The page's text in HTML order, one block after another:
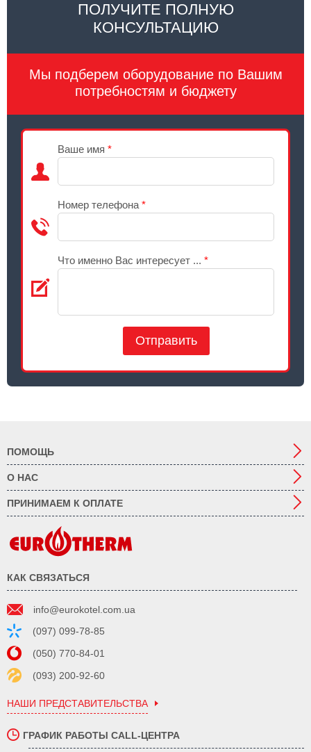
ПОЛУЧИТЕ ПОЛНУЮ
КОНСУЛЬТАЦИЮ
Мы подберем оборудование по Вашим
потребностям и бюджету
Ваше имя *
Номер телефона *
Что именно Вас интересует ... *
Отправить
ПОМОЩЬ
О НАС
ПРИНИМАЕМ К ОПЛАТЕ
КАК СВЯЗАТЬСЯ
info@eurokotel.com.ua
(097) 099-78-85
(050) 770-84-01
(093) 200-92-60
НАШИ ПРЕДСТАВИТЕЛЬСТВА
ГРАФИК РАБОТЫ CALL-ЦЕНТРА